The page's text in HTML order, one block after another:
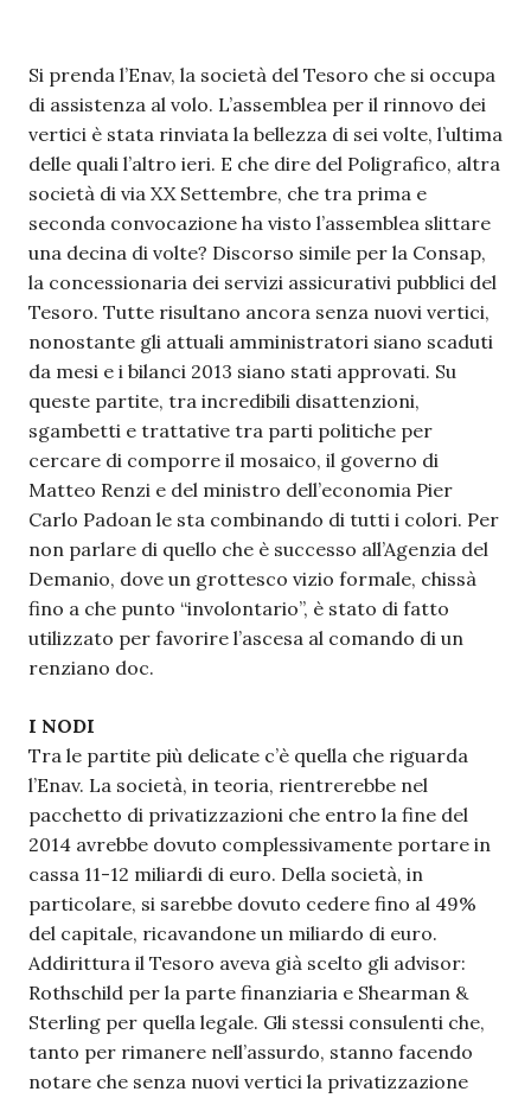
Si prenda l’Enav, la società del Tesoro che si occupa
di assistenza al volo. L’assemblea per il rinnovo dei
vertici è stata rinviata la bellezza di sei volte, l’ultima
delle quali l’altro ieri. E che dire del Poligrafico, altra
società di via XX Settembre, che tra prima e
seconda convocazione ha visto l’assemblea slittare
una decina di volte? Discorso simile per la Consap,
la concessionaria dei servizi assicurativi pubblici del
Tesoro. Tutte risultano ancora senza nuovi vertici,
nonostante gli attuali amministratori siano scaduti
da mesi e i bilanci 2013 siano stati approvati. Su
queste partite, tra incredibili disattenzioni,
sgambetti e trattative tra parti politiche per
cercare di comporre il mosaico, il governo di
Matteo Renzi e del ministro dell’economia Pier
Carlo Padoan le sta combinando di tutti i colori. Per
non parlare di quello che è successo all’Agenzia del
Demanio, dove un grottesco vizio formale, chissà
fino a che punto “involontario”, è stato di fatto
utilizzato per favorire l’ascesa al comando di un
renziano doc.
I NODI
Tra le partite più delicate c’è quella che riguarda
l’Enav. La società, in teoria, rientrerebbe nel
pacchetto di privatizzazioni che entro la fine del
2014 avrebbe dovuto complessivamente portare in
cassa 11-12 miliardi di euro. Della società, in
particolare, si sarebbe dovuto cedere fino al 49%
del capitale, ricavandone un miliardo di euro.
Addirittura il Tesoro aveva già scelto gli advisor:
Rothschild per la parte finanziaria e Shearman &
Sterling per quella legale. Gli stessi consulenti che,
tanto per rimanere nell’assurdo, stanno facendo
notare che senza nuovi vertici la privatizzazione